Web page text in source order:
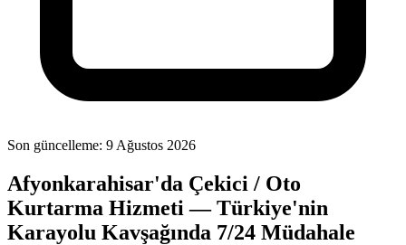
Son güncelleme: 9 Ağustos 2026
Afyonkarahisar'da Çekici / Oto
Kurtarma Hizmeti — Türkiye'nin
Karayolu Kavşağında 7/24 Müdahale